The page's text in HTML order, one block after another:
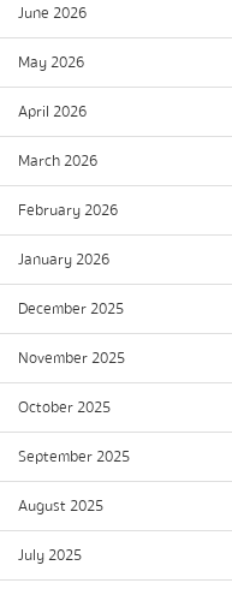
June 2026
May 2026
April 2026
March 2026
February 2026
January 2026
December 2025
November 2025
October 2025
September 2025
August 2025
July 2025